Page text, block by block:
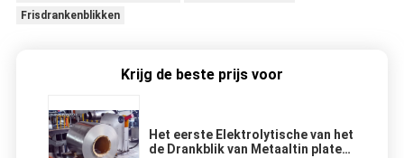
Frisdrankenblikken
Krijg de beste prijs voor
Het eerste Elektrolytische van het
de Drankblik van Metaaltin plate